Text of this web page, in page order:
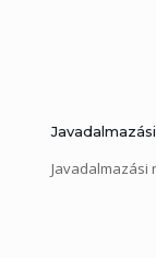
Javadalmazási